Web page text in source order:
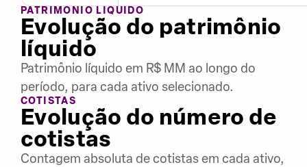
PATRIMÔNIO LÍQUIDO
Evolução do patrimônio
líquido
Patrimônio líquido em R$ MM ao longo do
período, para cada ativo selecionado.
COTISTAS
Evolução do número de
cotistas
Contagem absoluta de cotistas em cada ativo,